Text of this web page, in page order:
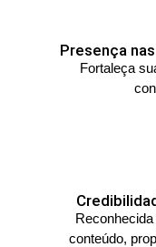
Presença
Fortaleça
conteúdo,